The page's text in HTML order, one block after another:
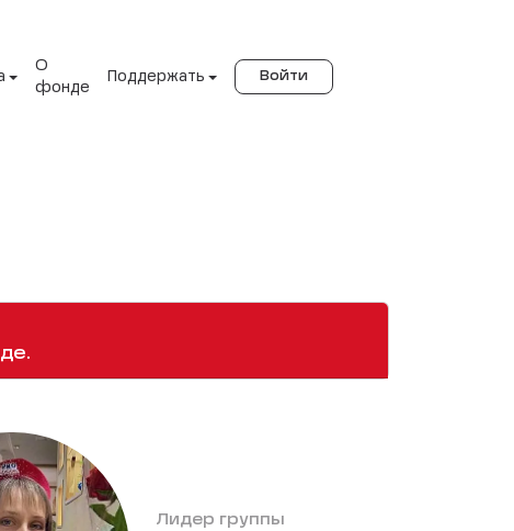
О
фонде
Поддержать Войти
Лидер группы